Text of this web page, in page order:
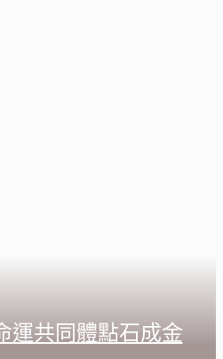
運共同體點石成金